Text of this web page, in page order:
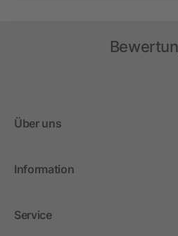
Über uns
Information
Service